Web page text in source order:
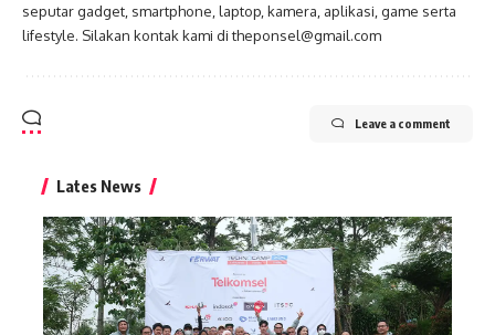
seputar gadget, smartphone, laptop, kamera, aplikasi, game serta
lifestyle. Silakan kontak kami di theponsel@gmail.com
Leave a comment
Lates News